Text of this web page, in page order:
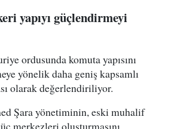
yapıyı güçlendirmeyi
ordusunda komuta yapısını
yönelik daha geniş kapsamlı
olarak değerlendiriliyor.
Şara yönetiminin, eski muhalif
merkezleri oluşturmasını